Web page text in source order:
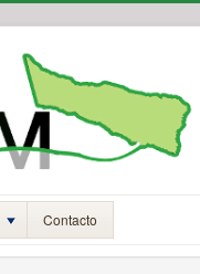
Contacto